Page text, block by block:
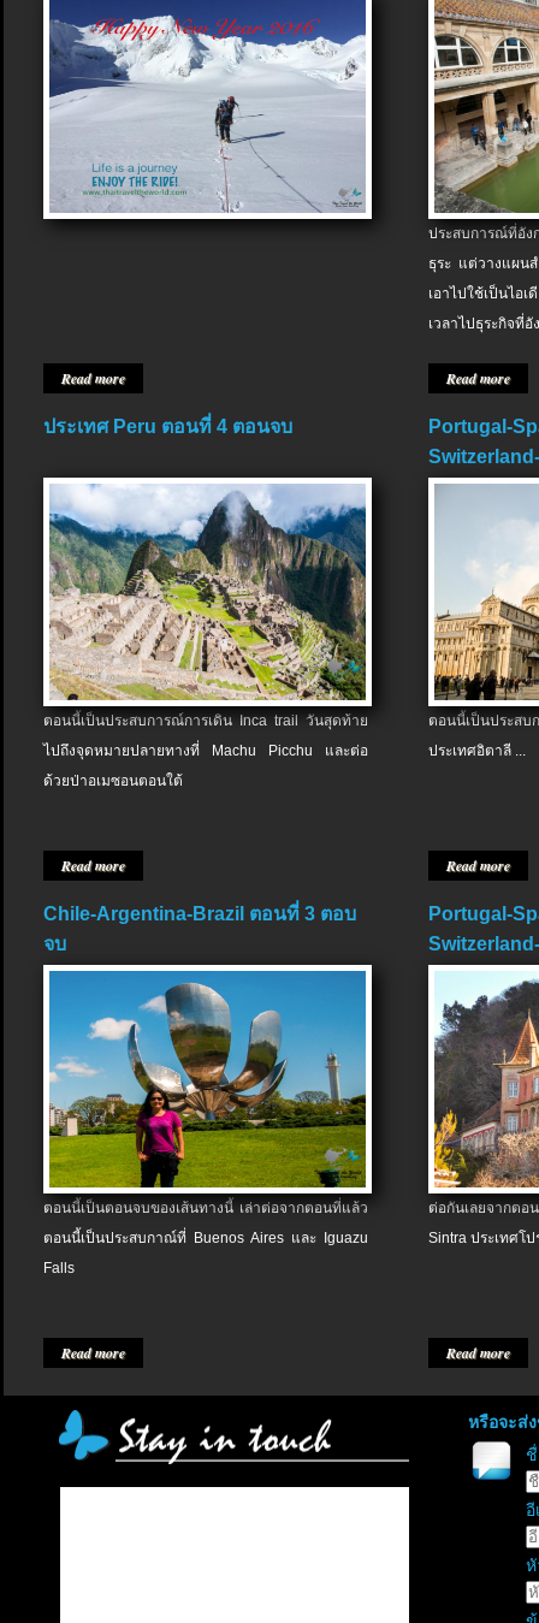
Read more
ประสบการณ์ที่อัง
ธุระ แต่วางแผน
เอาไปใช้เป็นไอ
เวลาไปธุระกิจที่อั
Read more
ประเทศ Peru ตอนที่ 4 ตอนจบ
ตอนนี้เป็นประสบการณ์การเดิน Inca trail วันสุดท้าย
ไปถึงจุดหมายปลายทางที่ Machu Picchu และต่อ
ด้วยป่าอเมซอนตอนใต้
Read more
Portugal-
ตอนนี้เป็นประส
ประเทศอิตาลี ...
Read more
Chile-Argentina-Brazil ตอนที่ 3 ตอบ
จบ
ตอนนี้เป็นตอนจบของเส้นทางนี้ เล่าต่อจากตอนที่แล้ว
ตอนนี้เป็นประสบกาณ์ที่ Buenos Aires และ Iguazu
Falls
Read more
Portugal-
ต่อกันเลยจากต
Sintra ประเทศโป
Read more
หรือจะส่
อี
หั